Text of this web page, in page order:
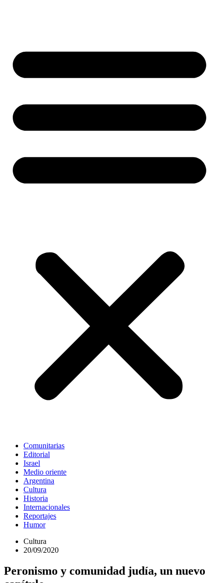
Comunitarias
Editorial
Israel
Medio oriente
Argentina
Cultura
Historia
Internacionales
Reportajes
Humor
Cultura
20/09/2020
Peronismo y comunidad judía, un nuevo